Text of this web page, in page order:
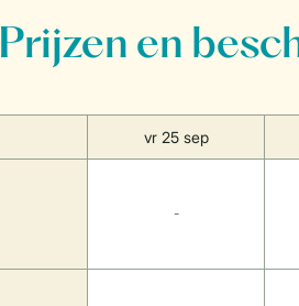
Prijzen en
vr 25 sep
-